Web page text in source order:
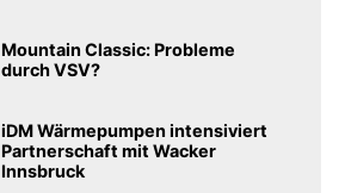
Mountain Classic: Probleme
durch VSV?
iDM Wärmepumpen intensiviert
Partnerschaft mit Wacker
Innsbruck